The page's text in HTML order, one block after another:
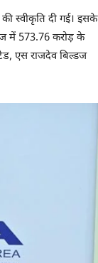
स्वीकृति दी गई। इसके
में 573.76 करोड़ के
एस राजदेव बिल्डज